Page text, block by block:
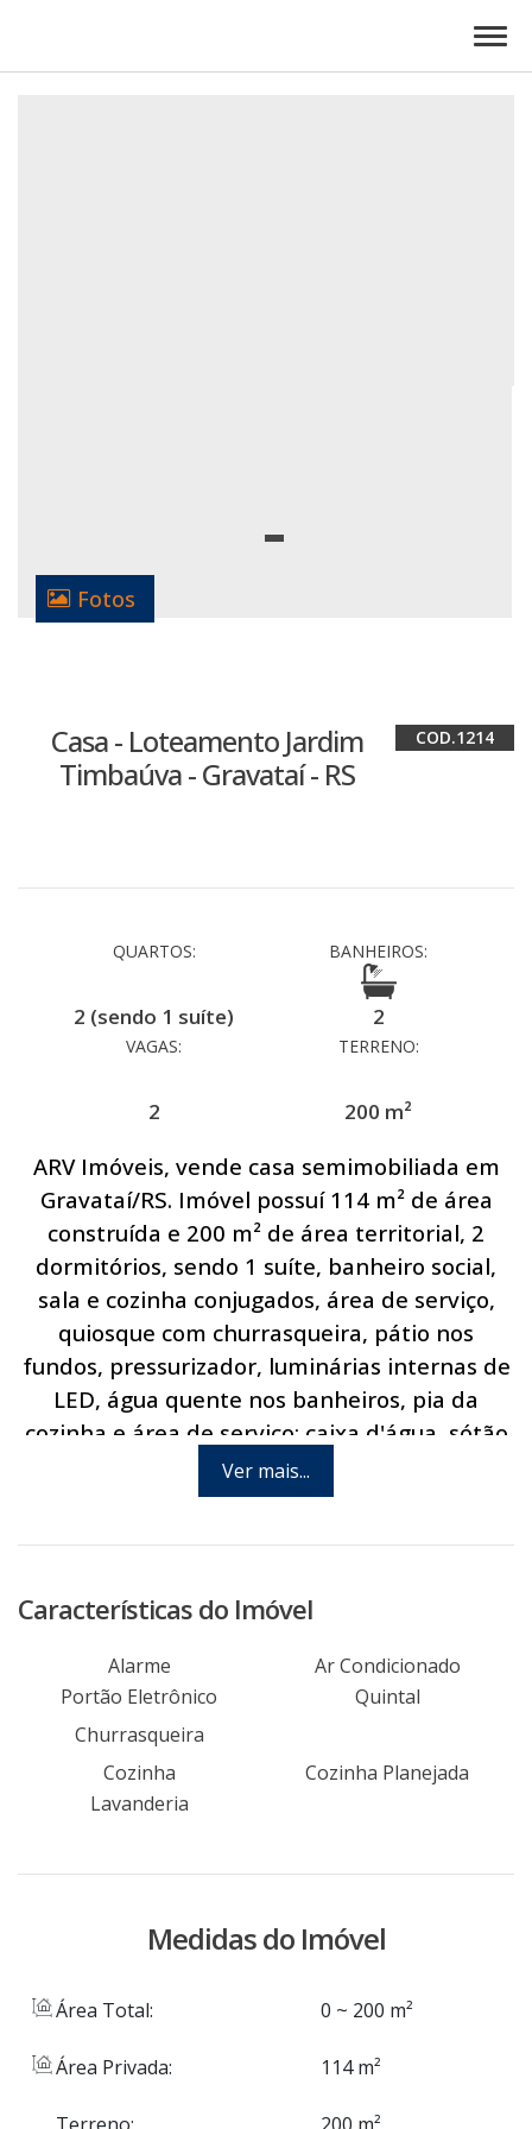
Fotos
Casa - Loteamento Jardim
Timbaúva - Gravataí - RS
1214
QUARTOS:
2 (sendo 1 suíte)
BANHEIROS:
2
VAGAS:
2
TERRENO:
200 m²
ARV Imóveis, vende casa semimobiliada em
Gravataí/RS. Imóvel possuí 114 m² de área
construída e 200 m² de área territorial, 2
dormitórios, sendo 1 suíte, banheiro social,
sala e cozinha conjugados, área de serviço,
quiosque com churrasqueira, pátio nos
fundos, pressurizador, luminárias internas de
LED, água quente nos banheiros, pia da
cozinha e área de serviço; caixa d'água, sótão
para depósito, aquecedor a gás eletrônico,
garagem para 2 carros e alarme. Ficam no
calmo e seguro. Fácil acesso às principais
metropolitana e Porto Alegre. Disponível na
região: internet, abastecimento de água,
energia elétrica, linha telefônica e linha de
ônibus. Via pública asfaltada. Agende hoje
mesmo uma visita com um de nossos
Ver mais...
Características do Imóvel
Alarme
Ar Condicionado
Portão Eletrônico
Quintal
Churrasqueira
Cozinha
Cozinha Planejada
Lavanderia
Medidas do Imóvel
Área Total: 0 ~ 200 m²
Área Privada: 114 m²